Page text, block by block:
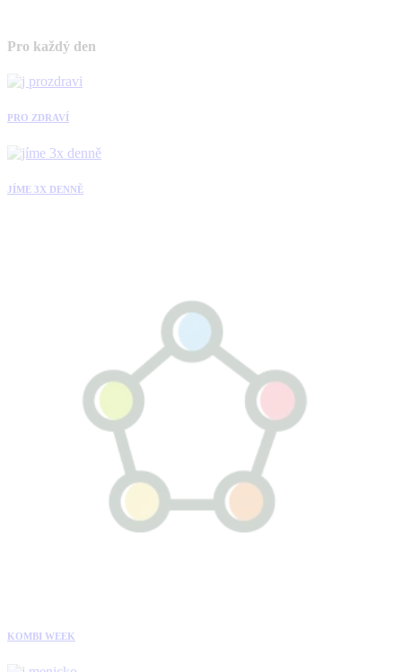
Pro každý den
PRO ZDRAVÍ
JÍME 3X DENNĚ
KOMBI WEEK